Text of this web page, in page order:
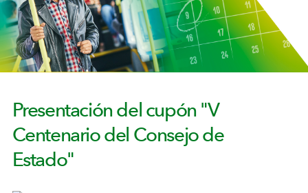
Presentación del cupón "V
Centenario del Consejo de
Estado"